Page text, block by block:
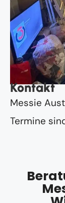
Kontakt
Messie
Termine